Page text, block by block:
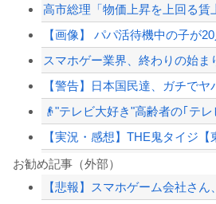
お勧め記事（外部）